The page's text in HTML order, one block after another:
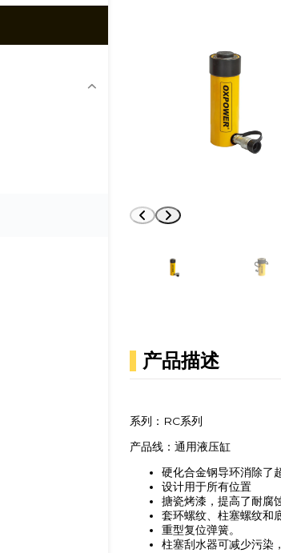
产品描述
系列：RC系列
产品线：通用液压缸
硬化合金钢导环消除了
设计用于所有位置
搪瓷烤漆，提高了耐腐
套环螺纹、柱塞螺纹和
重型复位弹簧。
柱塞刮水器可减少污染